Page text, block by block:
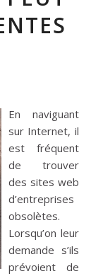
En naviguant
sur Internet, il
est fréquent
de trouver
des sites web
d’entreprises
obsolètes.
Lorsqu’on leur
demande s’ils
prévoient de